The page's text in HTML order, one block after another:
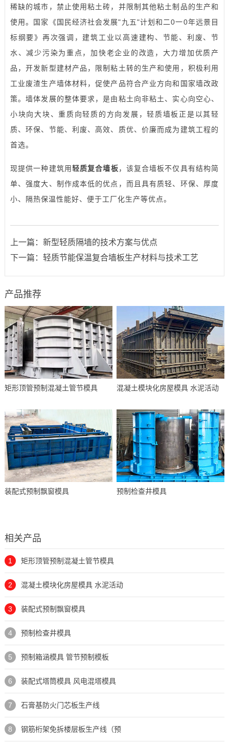
稀缺的城市，禁止使用粘土砖，并限制其他粘土制品的生产和
使用。国家《国民经济社会发展"九五"计划和二0一0年远景目
标纲要》再次强调，建筑工业以高速建构、节能、利废、节
水、减少污染为重点，加快老企业的改造，大力增加优质产
品，开发新型建材产品，限制粘土转的生产和使用，积极利用
工业废渣生产墙体材料，促使产品符合产业方向和国家墙改政
策。墙体发展的整体要求，是由粘土向非粘土、实心向空心、
小块向大块、重质向轻质的方向发展，轻质墙板正是以其轻
质、环保、节能、利废、高效、质优、价廉而成为建筑工程的
首选。
现提供一种建筑用轻质复合墙板，该复合墙板不仅具有结构简
单、强度大、制作成本低的优点，而且具有质轻、环保、厚度
小、隔热保温性能好、便于工厂化生产等优点。
上一篇： 新型轻质隔墙的技术方案与优点
下一篇： 轻质节能保温复合墙板生产材料与技术工艺
产品推荐
矩形顶管预制混凝土管节模具 混凝土模块化房屋模具 水泥活动
装配式预制飘窗模具 预制检查井模具
相关产品
1 矩形顶管预制混凝土管节模具
2 混凝土模块化房屋模具 水泥活动
3 装配式预制飘窗模具
4 预制检查井模具
5 预制箱涵模具 管节预制模板
6 装配式塔筒模具 风电混塔模具
7 石膏基防火门芯板生产线
8 钢筋桁架免拆楼层板生产线（预